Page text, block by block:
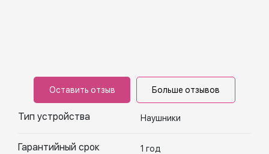
Оставить отзыв Больше отзывов
Тип устройства Наушники
Гарантийный срок 1 год